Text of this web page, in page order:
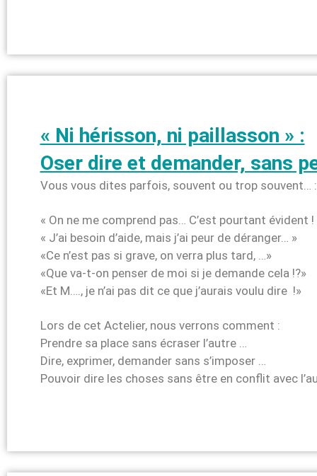
« Ni hérisson, ni paillasson » :
Oser dire et demander, sans
Vous vous dites parfois, souvent ou trop souvent… :
« On ne me comprend pas… C’est pourtant évident !
« J’ai besoin d’aide, mais j’ai peur de déranger… »
«Ce n’est pas si grave, on verra plus tard, …»
«Que va-t-on penser de moi si je demande cela !?»
«Et M…., je n’ai pas dit ce que j’aurais voulu dire !»
Lors de cet Actelier, nous verrons comment :
Prendre sa place sans écraser l’autre …
Dire, exprimer, demander sans s’imposer …
Pouvoir dire les choses sans être en conflit avec